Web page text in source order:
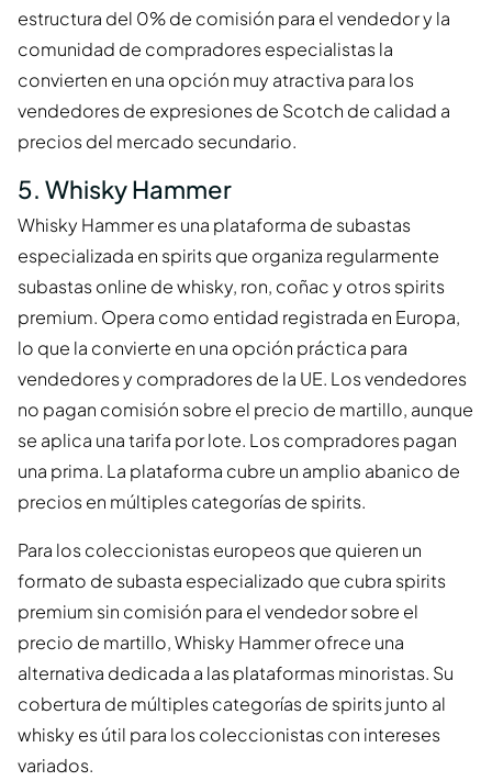
estructura del 0% de comisión para el vendedor y la
comunidad de compradores especialistas la
convierten en una opción muy atractiva para los
vendedores de expresiones de Scotch de calidad a
precios del mercado secundario.
5. Whisky Hammer
Whisky Hammer es una plataforma de subastas
especializada en spirits que organiza regularmente
subastas online de whisky, ron, coñac y otros spirits
premium. Opera como entidad registrada en Europa,
lo que la convierte en una opción práctica para
vendedores y compradores de la UE. Los vendedores
no pagan comisión sobre el precio de martillo, aunque
se aplica una tarifa por lote. Los compradores pagan
una prima. La plataforma cubre un amplio abanico de
precios en múltiples categorías de spirits.
Para los coleccionistas europeos que quieren un
formato de subasta especializado que cubra spirits
premium sin comisión para el vendedor sobre el
precio de martillo, Whisky Hammer ofrece una
alternativa dedicada a las plataformas minoristas. Su
cobertura de múltiples categorías de spirits junto al
whisky es útil para los coleccionistas con intereses
variados.